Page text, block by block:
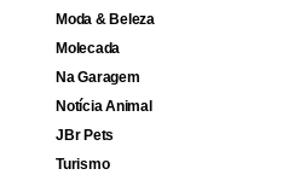
“Não falo sobre hipóteses.
Moda & Beleza
Molecada
Na Garagem
Notícia Animal
JBr Pets
Turismo